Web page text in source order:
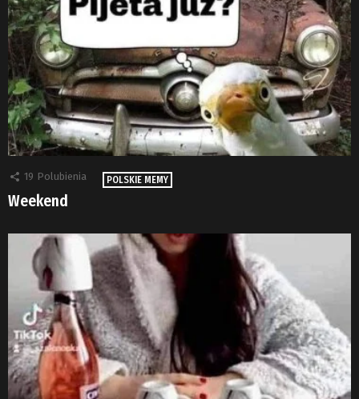
19 Polubienia POLSKIE MEMY
Weekend